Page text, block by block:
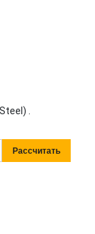
.
Рассчитать